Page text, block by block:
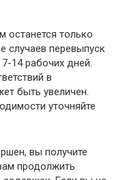
останется только
случаев перевыпуск
14 рабочих дней.
в
быть увеличен.
уточняйте
вы получите
продолжить